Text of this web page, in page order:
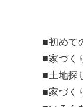
■初めて
■家づく
■土地探
■家づく